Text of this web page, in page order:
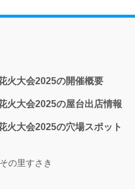
火大会2025の開催概要
火大会2025の屋台出店情報
火大会2025の穴場スポット
の里すさき